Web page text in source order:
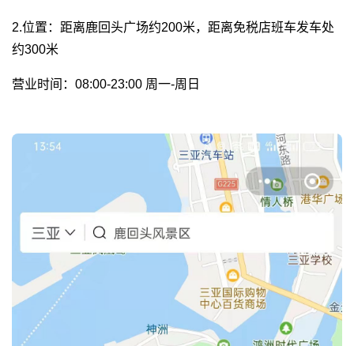
2.位置：距离鹿回头广场约200米，距离免税店班车发车处
约300米
营业时间：08:00-23:00 周一-周日